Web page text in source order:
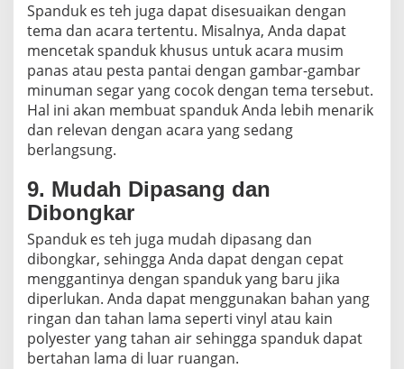
Spanduk es teh juga dapat disesuaikan dengan
tema dan acara tertentu. Misalnya, Anda dapat
mencetak spanduk khusus untuk acara musim
panas atau pesta pantai dengan gambar-gambar
minuman segar yang cocok dengan tema tersebut.
Hal ini akan membuat spanduk Anda lebih menarik
dan relevan dengan acara yang sedang
berlangsung.
9. Mudah Dipasang dan
Dibongkar
Spanduk es teh juga mudah dipasang dan
dibongkar, sehingga Anda dapat dengan cepat
menggantinya dengan spanduk yang baru jika
diperlukan. Anda dapat menggunakan bahan yang
ringan dan tahan lama seperti vinyl atau kain
polyester yang tahan air sehingga spanduk dapat
bertahan lama di luar ruangan.